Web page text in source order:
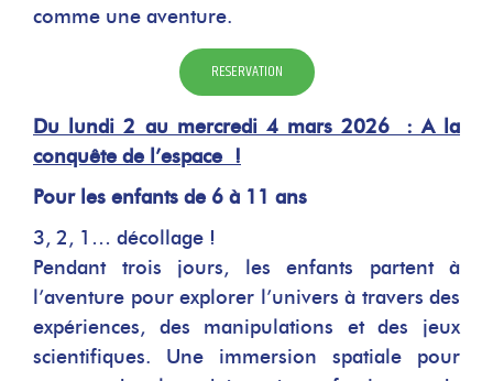
comme une aventure.
RESERVATION
Du lundi 2 au mercredi 4 mars 2026 : A la
conquête de l’espace !
Pour les enfants de 6 à 11 ans
3, 2, 1… décollage !
Pendant trois jours, les enfants partent à
l’aventure pour explorer l’univers à travers des
expériences, des manipulations et des jeux
scientifiques. Une immersion spatiale pour